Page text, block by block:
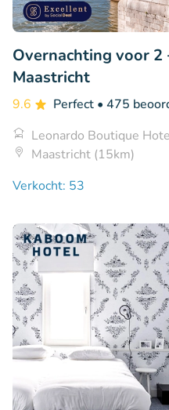
Overnachting voor
Maastricht
9.6 Perfect • 475
Leonardo Boutique
Maastricht (15km)
Verkocht: 53